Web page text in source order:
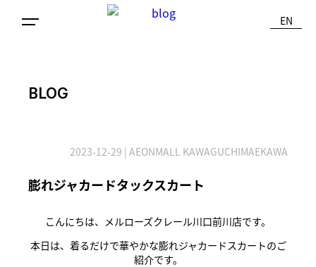
EN
BLOG
2023-12-29 | AEONMALL KAWAGUCHIMAEKAWA
膨れジャカードタックスカート
こんにちは、メルローズクレール川口前川店です。
本日は、着るだけで華やかな膨れジャカードスカートのご
紹介です。